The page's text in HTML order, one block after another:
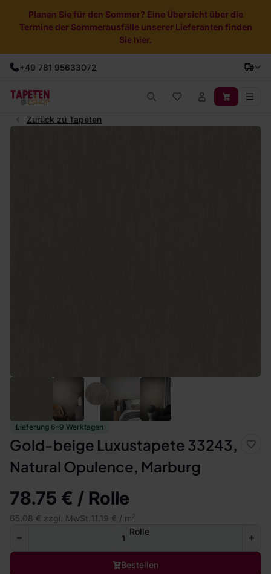
Planen Sie für den Sommer? Eine Übersicht über die
Termine der Sommerausfälle unserer Lieferanten finden
Sie hier.
+49 781 95633072
Zurück zu Tapeten
Lieferung 6–9 Werktagen
Gold-beige Luxustapete 33243,
Natural Opulence, Marburg
78.75 € / Rolle
65.08 € zzgl. MwSt. 11.19 € / m2
Rolle
Bestellen